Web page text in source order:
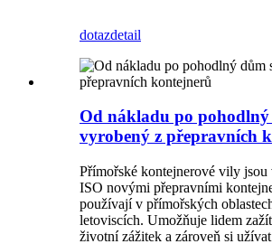
dotazdetail
Od nákladu po pohodlný
vyrobený z přepravních
Přímořské kontejnerové vily jsou
ISO novými přepravními
používají v přímořských
letoviscích. Umožňuje lidem
životní zážitek a zároveň si